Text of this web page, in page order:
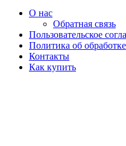
О нас
Обратная связь
Пользовательское
Политика об
Контакты
Как купить